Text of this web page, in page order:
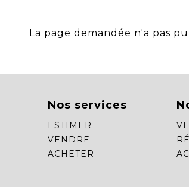
La page demandée n'a pas
Nos services
ESTIMER
VENDRE
ACHETER